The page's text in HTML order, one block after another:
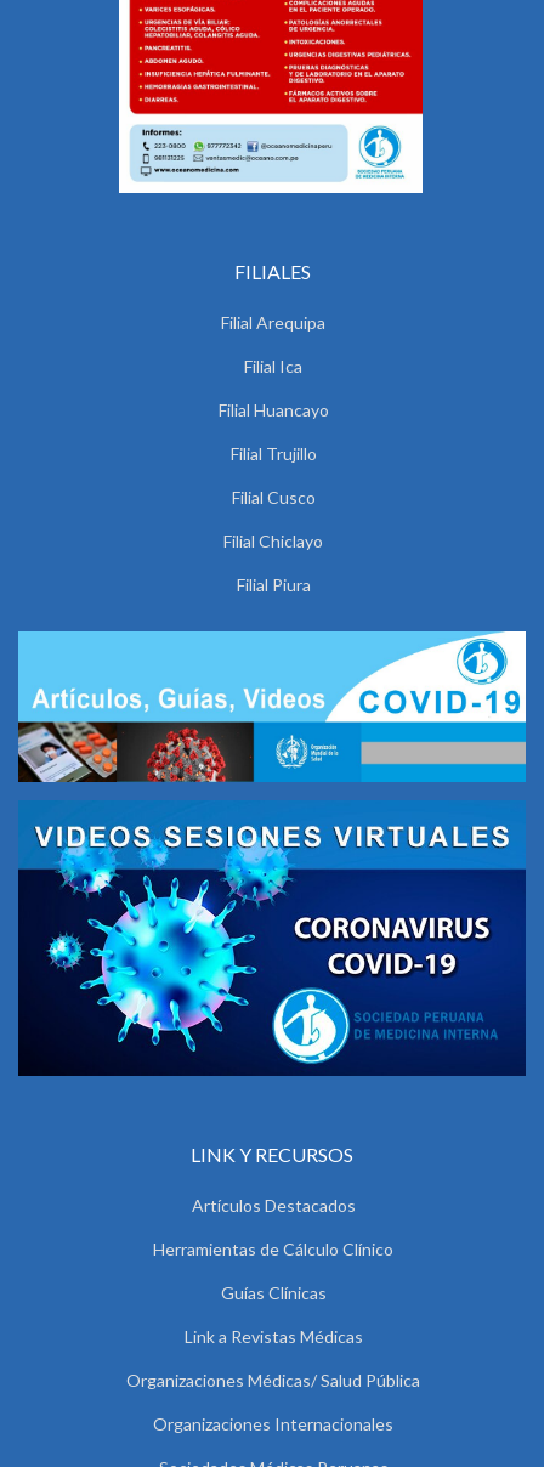
FILIALES
Filial Arequipa
Filial Ica
Filial Huancayo
Filial Trujillo
Filial Cusco
Filial Chiclayo
Filial Piura
LINK Y RECURSOS
Artículos Destacados
Herramientas de Cálculo Clínico
Guías Clínicas
Link a Revistas Médicas
Organizaciones Médicas/ Salud Pública
Organizaciones Internacionales